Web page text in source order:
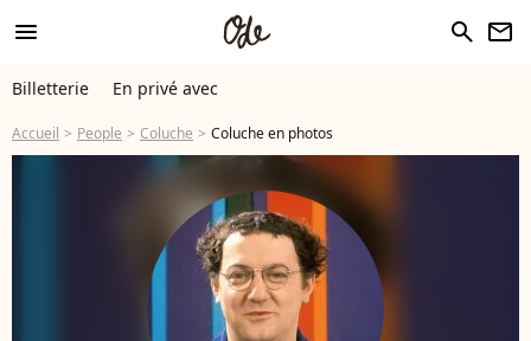
menu search newsletter
Billetterie En privé avec
Accueil People Coluche Coluche en photos